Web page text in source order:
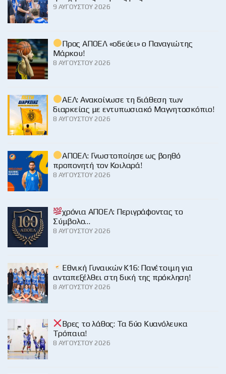
9 ΑΥΓΟΎΣΤΟΥ 2026
Προς ΑΠΟΕΛ «οδεύει» ο Παναγιώτης
Μάρκου!
8 ΑΥΓΟΎΣΤΟΥ 2026
ΑΕΛ: Ανακοίνωσε τη διάθεση των
διαρκείας με εντυπωσιακό Μαγνητοσκόπιο!
8 ΑΥΓΟΎΣΤΟΥ 2026
ΑΠΟΕΛ: Γνωστοποίησε ως βοηθό
προπονητή τον Κοιλαρά!
8 ΑΥΓΟΎΣΤΟΥ 2026
χρόνια ΑΠΟΕΛ: Περιγράφοντας το
Σύμβολο…
8 ΑΥΓΟΎΣΤΟΥ 2026
Εθνική Γυναικών Κ16: Πανέτοιμη για
ανταπεξέλθει στη δική της πρόκληση!
8 ΑΥΓΟΎΣΤΟΥ 2026
Βρες το λάθος: Τα δύο Κυανόλευκα
Τρόπαια!
8 ΑΥΓΟΎΣΤΟΥ 2026